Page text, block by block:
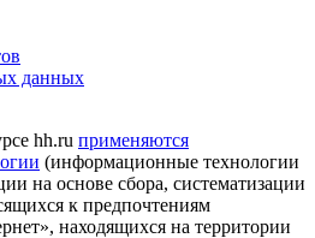
данных
hh.ru применяются
(информационные технологии
на основе сбора, систематизации
к предпочтениям
находящихся на территории